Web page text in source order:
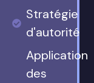
Stratégie
d'autorité
Application
des